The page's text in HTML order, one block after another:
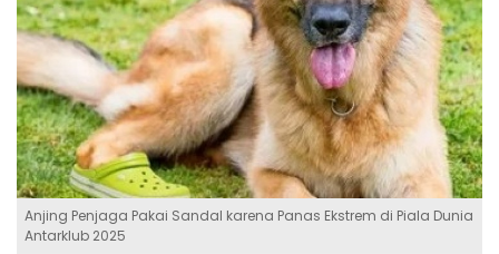
Anjing Penjaga Pakai Sandal karena Panas Ekstrem di Piala Dunia
Antarklub 2025